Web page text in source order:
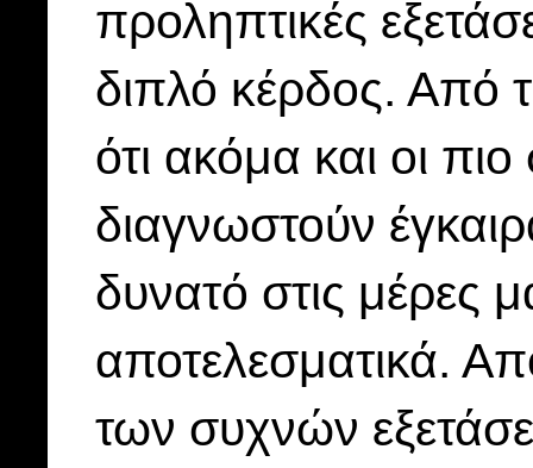
προληπτικές
διπλό κέρδος. Από
ότι ακόμα και οι
διαγνωστούν
δυνατό στις μέρες
αποτελεσματικά.
των συχνών